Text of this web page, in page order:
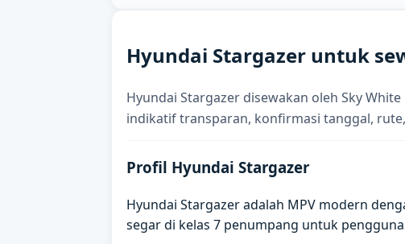
Hyundai Stargazer untuk
Hyundai Stargazer disewakan oleh Sky
indikatif transparan, konfirmasi tanggal,
Profil Hyundai Stargazer
Hyundai Stargazer adalah MPV modern
segar di kelas 7 penumpang untuk